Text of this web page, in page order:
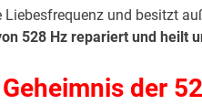
Liebesfrequenz und besitzt
528 Hz repariert und heilt
der